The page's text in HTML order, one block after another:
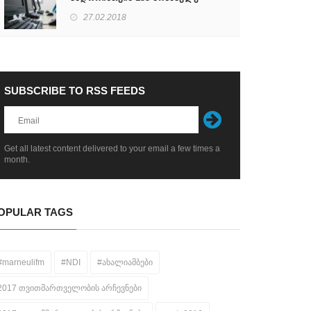
დარეგისტრირდა
27.02.2018
SUBSCRIBE TO RSS FEEDS
Get all latest content delivered to your email a few times a
month.
TAGS
#NDI #ახალიამბები
თვითმართველობის არჩევნები